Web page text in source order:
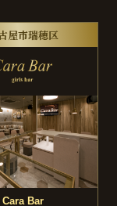
屋市瑞穂区
Cara Bar